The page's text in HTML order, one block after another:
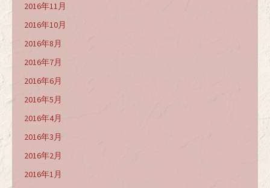
2016年11月
2016年10月
2016年8月
2016年7月
2016年6月
2016年5月
2016年4月
2016年3月
2016年2月
2016年1月